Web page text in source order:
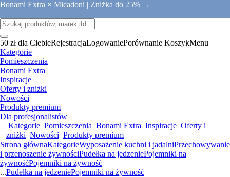
Bonami Extra × Micadoni | Zniżka do 25% →
50 zł dla CiebieRejestracjaLogowaniePorównanie KoszykMenu
Kategorie
Pomieszczenia
Bonami Extra
Inspiracje
Oferty i zniżki
Nowości
Produkty premium
Dla profesjonalistów
Kategorie Pomieszczenia Bonami Extra Inspiracje Oferty i
zniżki Nowości Produkty premium
Strona głównaKategorieWyposażenie kuchni i jadalniPrzechowywanie
i przenoszenie żywnościPudełka na jedzeniePojemniki na
żywnośćPojemniki na żywność
...Pudełka na jedzeniePojemniki na żywność